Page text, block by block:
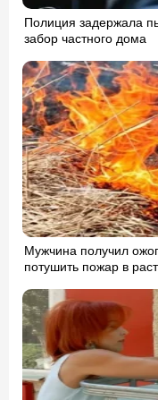
Полиция задержала
забор частного дома
Мужчина получил
потушить пожар в